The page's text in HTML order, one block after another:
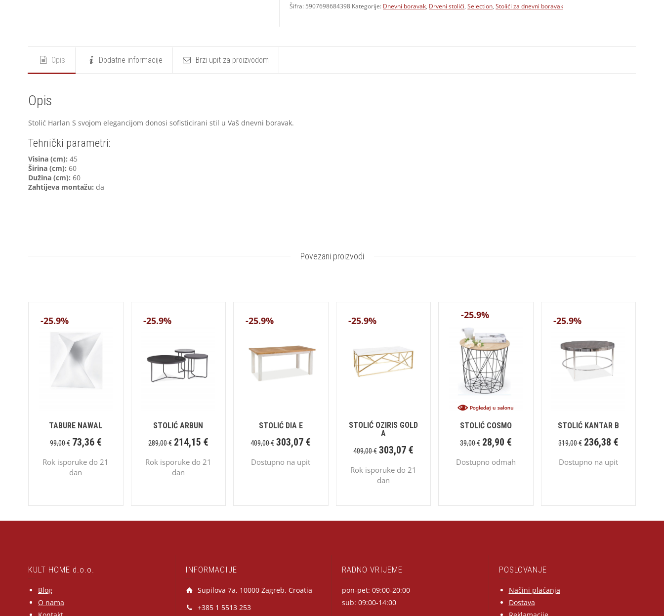
Šifra: 5907698684398 Kategorije: Dnevni boravak, Drveni stolići,Selection,Stolići za dnevni boravak
Opis Dodatne informacije Brzi upit za proizvodom
Opis
Stolić Harlan S svojom elegancijom donosi sofisticirani stil u Vaš dnevni boravak.
Tehnički parametri:
Visina (cm): 45
Širina (cm): 60
Dužina (cm): 60
Zahtijeva montažu: da
Povezani proizvodi
-25.9%
TABURE NAWAL
99,00€ 73,36 €
Rok isporuke do 21
dan
-25.9%
STOLIĆ ARBUN
289,00€ 214,15 €
Rok isporuke do 21
dan
-25.9%
STOLIĆ DIA E
409,00€ 303,07€
Dostupno na upit
-25.9%
STOLIĆ OZIRIS GOLD
A
409,00€ 303,07 €
Rok isporuke do 21
dan
-25.9%
STOLIĆ COSMO
39,00€ 28,90 €
Dostupno odmah
-25.9%
STOLIĆ KANTAR B
319,00€ 236,38 €
Dostupno na upit
KULT HOME d.o.o.
Blog
O nama
INFORMACIJE
Supilova 7a, 10000 Zagreb, Croatia
+385 1 5513 253
RADNO VRIJEME
pon-pet: 09:00-20:00
sub: 09:00-14:00
POSLOVANJE
Načini plaćanja
Dostava